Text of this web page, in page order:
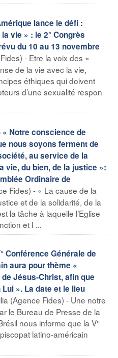
lance le défi :
vie » : le 2° Congrès
du 10 au 13 novembre
- Etre la voix des «
de la vie avec la vie,
éthiques qui doivent
d’une sexualité respon
« Notre conscience de
nous soyons ferment de
au service de la
vie, du bien, de la justice »:
Ordinaire de
Fides) - « La cause de la
et de la solidarité, de la
la tâche à laquelle l’Eglise
et l ...
Conférence Générale de
aura pour thème «
Jésus-Christ, afin que
». La date et le lieu
(Agence Fides) - Une notre
le Bureau de Presse de la
nous informe que la V°
latino-américain